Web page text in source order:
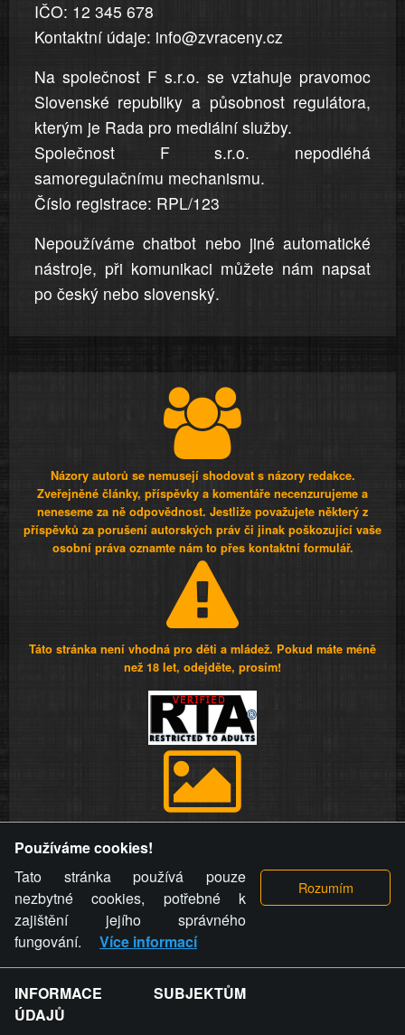
a
úplná
IČO: 12 345 678
Kontaktní údaje: info@zvraceny.cz
Na společnost F s.r.o. se vztahuje pravomoc
Slovenské republiky a působnost regulátora,
kterým je Rada pro mediální služby.
Společnost F s.r.o. nepodléhá
samoregulačnímu mechanismu.
Číslo registrace: RPL/123
Nepoužíváme chatbot nebo jiné automatické
nástroje, při komunikaci můžete nám napsat
po český nebo slovenský.
Názory autorů se nemusejí shodovat s názory redakce.
Zveřejněné články, příspěvky a komentáře necenzurujeme a
neneseme za ně odpovědnost. Jestliže považujete některý z
příspěvků za porušení autorských práv či jinak poškozující vaše
osobní práva oznamte nám to přes kontaktní formulář.
Táto stránka není vhodná pro děti a mládež. Pokud máte méně
než 18 let, odejděte, prosím!
videa a komentáře. Osoba, které se toto opatření provozovatele
stránky týče, ani osoba, která umístila fotografii nebo video na
stránku, nemůže z důvodu odstranění fotografie, videa nebo
komentáře pro výše uvedenou okolnost uplatnit vůči
provozovateli stránky žádný nárok na náhradu škody nebo
nemajetkové újmy.
ZVRÁCENÝ.CZ - Svět není zvrácenej. To jen
Používáme cookies!
Tato stránka používá pouze
nezbytné cookies, potřebné k
zajištění jejího správného
fungování.
Více informací
INFORMACE SUBJEKTŮM
ÚDAJŮ